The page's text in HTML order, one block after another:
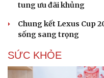
tung ưu đãi khủng
Chung kết Lexus Cup
sống sang trọng
SỨC KHỎE